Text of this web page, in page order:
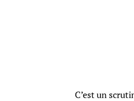
C’est un